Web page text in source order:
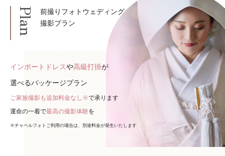
Plan
前撮りフォトウェディング
撮影プラン
インポートドレスや高級打掛が
選べるパッケージプラン
ご家族撮影も追加料金なし※で承ります
運命の一着で最高の撮影体験を
※チャペルフォトご利用の場合は、別途料金が発生いたします